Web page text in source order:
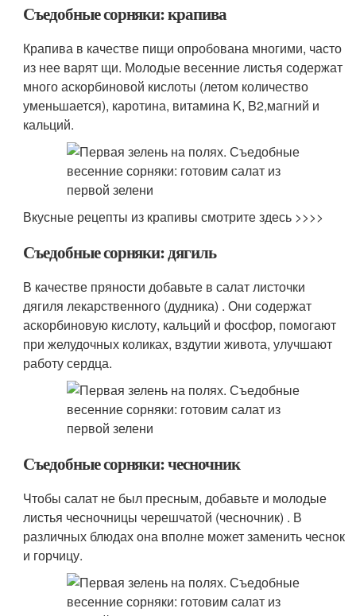
Съедобные сорняки: крапива
Крапива в качестве пищи опробована многими, часто
из нее варят щи. Молодые весенние листья содержат
много аскорбиновой кислоты (летом количество
уменьшается), каротина, витамина K, B2,магний и
кальций.
Вкусные рецепты из крапивы смотрите здесь >>>>
Съедобные сорняки: дягиль
В качестве пряности добавьте в салат листочки
дягиля лекарственного (дудника) . Они содержат
аскорбиновую кислоту, кальций и фосфор, помогают
при желудочных коликах, вздутии живота, улучшают
работу сердца.
Съедобные сорняки: чесночник
Чтобы салат не был пресным, добавьте и молодые
листья чесночницы черешчатой (чесночник) . В
различных блюдах она вполне может заменить чеснок
и горчицу.